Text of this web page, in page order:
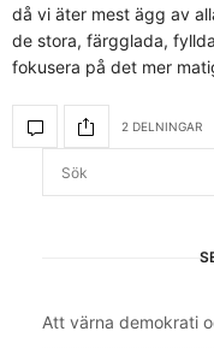
då vi äter mest ägg av
de stora, färgglada,
fokusera på det mer
2 DELNINGAR
Att värna demokrati